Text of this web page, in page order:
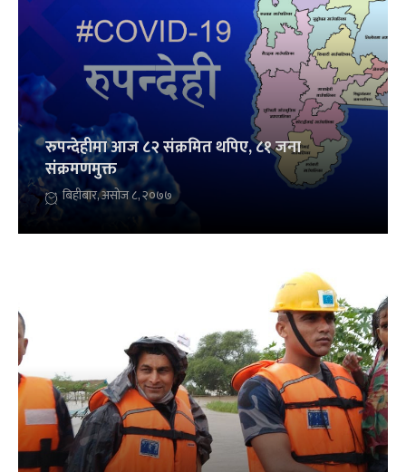
रुपन्देहीमा आज ८२ संक्रमित थपिए, ८१ जना
संक्रमणमुक्त
बिहीबार, असोज ८, २०७७